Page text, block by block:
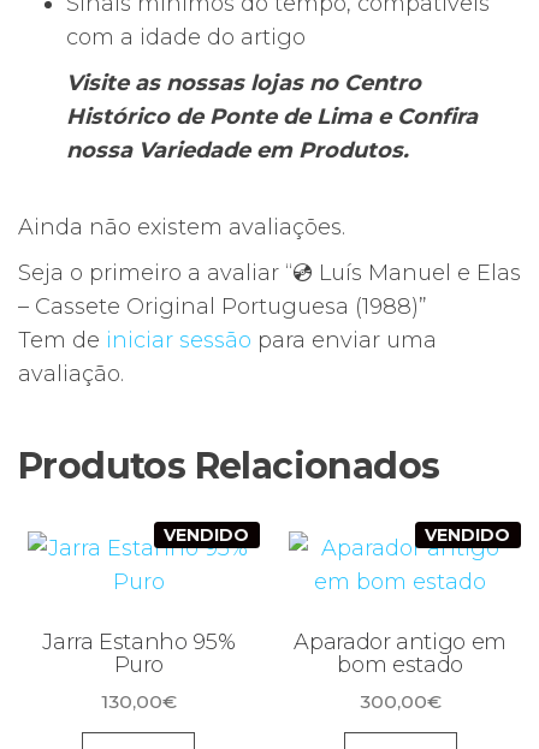
com a idade do artigo
Visite as nossas lojas no Centro
Histórico de Ponte de Lima e Confira
nossa Variedade em Produtos.
Ainda não existem avaliações.
Seja o primeiro a avaliar “💿 Luís Manuel e Elas
– Cassete Original Portuguesa (1988)”
Tem de iniciar sessão para enviar uma
avaliação.
Produtos Relacionados
VENDIDO
Jarra Estanho 95%
Puro
130,00€
VENDIDO
Aparador antigo em
bom estado
300,00€